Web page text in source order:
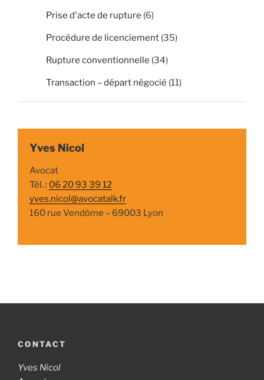
Prise d'acte de rupture (6)
Procédure de licenciement (35)
Rupture conventionnelle (34)
Transaction – départ négocié (11)
Yves Nicol
Avocat
Tél. : 06 20 93 39 12
yves.nicol@avocatalk.fr
160 rue Vendôme – 69003 Lyon
CONTACT
Yves Nicol